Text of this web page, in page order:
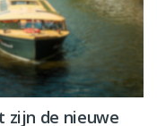
zijn de nieuwe